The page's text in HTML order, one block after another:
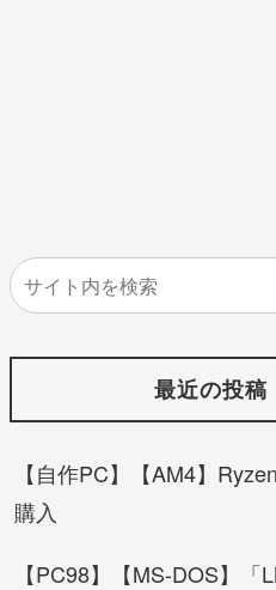
最近の投稿
【自作PC】【AM4】
購入
【PC98】【MS-DOS】「